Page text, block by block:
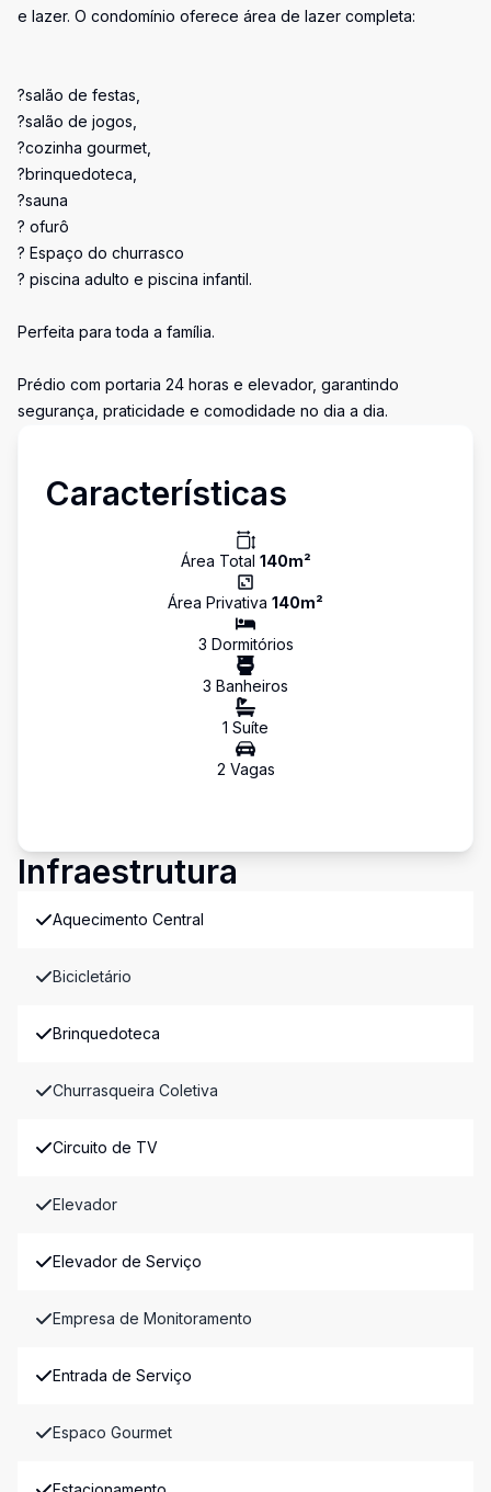
e lazer. O condomínio oferece área de lazer completa:
?salão de festas,
?salão de jogos,
?cozinha gourmet,
?brinquedoteca,
?sauna
? ofurô
? Espaço do churrasco
? piscina adulto e piscina infantil.
Perfeita para toda a família.
Prédio com portaria 24 horas e elevador, garantindo
segurança, praticidade e comodidade no dia a dia.
Características
Área Total 140m²
Área Privativa 140m²
3 Dormitórios
3 Banheiros
1 Suíte
2 Vagas
Infraestrutura
Aquecimento Central
Bicicletário
Brinquedoteca
Churrasqueira Coletiva
Circuito de TV
Elevador
Elevador de Serviço
Empresa de Monitoramento
Entrada de Serviço
Espaco Gourmet